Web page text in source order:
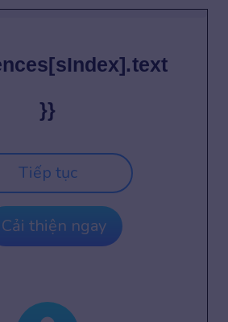
}}
Tiếp tục
Cải thiện ngay